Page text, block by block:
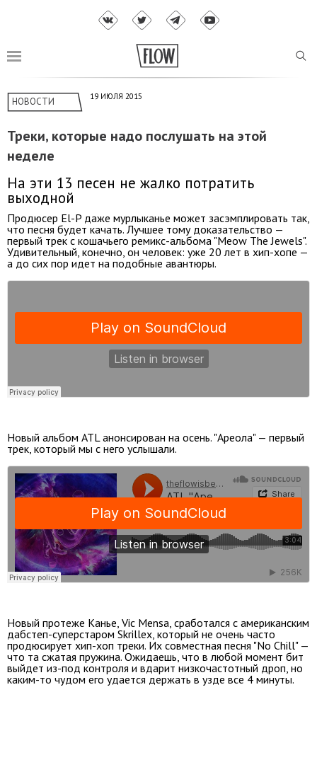
НОВОСТИ 19 ИЮЛЯ 2015
Треки, которые надо послушать на этой
неделе
На эти 13 песен не жалко потратить
выходной
Продюсер El-P даже мурлыканье может засэмплировать так,
что песня будет качать. Лучшее тому доказательство —
первый трек с кошачьего ремикс-альбома "Meow The Jewels".
Удивительный, конечно, он человек: уже 20 лет в хип-хопе —
а до сих пор идет на подобные авантюры.
Новый альбом ATL анонсирован на осень. "Ареола" — первый
трек, который мы с него услышали.
Новый протеже Канье, Vic Mensa, сработался с американским
дабстеп-суперстаром Skrillex, который не очень часто
продюсирует хип-хоп треки. Их совместная песня "No Chill" —
что та сжатая пружина. Ожидаешь, что в любой момент бит
выйдет из-под контроля и вдарит низкочастотный дроп, но
каким-то чудом его удается держать в узде все 4 минуты.